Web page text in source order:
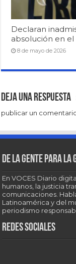
Declaran
absolución en
8 de mayo de 2026
Deja una respuesta
publicar un
De la gente para la
En VOCES Diario
humanos, la justicia
comunicaciones.
Latinoamérica y del
periodismo
Redes sociales